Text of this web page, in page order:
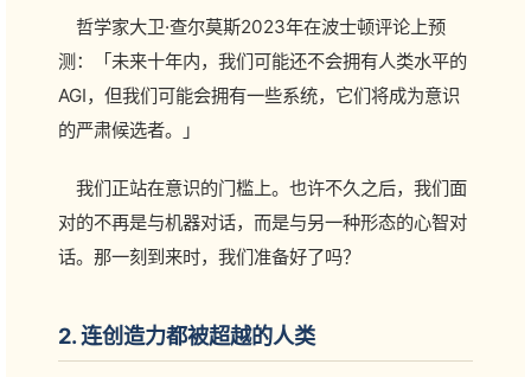
哲学家大卫·查尔莫斯2023年在波士顿评论上预
测：「未来十年内，我们可能还不会拥有人类水平的
AGI，但我们可能会拥有一些系统，它们将成为意识
的严肃候选者。」
我们正站在意识的门槛上。也许不久之后，我们面
对的不再是与机器对话，而是与另一种形态的心智对
话。那一刻到来时，我们准备好了吗？
2. 连创造力都被超越的人类